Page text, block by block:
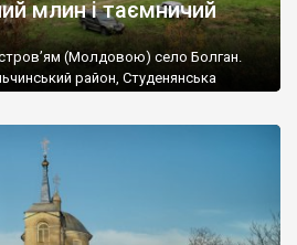
млин і таємничий
(Молдовою) село Болган.
район, Студенянська
хрестами. Всі епітафії, які
церковнослов’янською
ознаками – цвинтар
19 століттям. У 1924-1940